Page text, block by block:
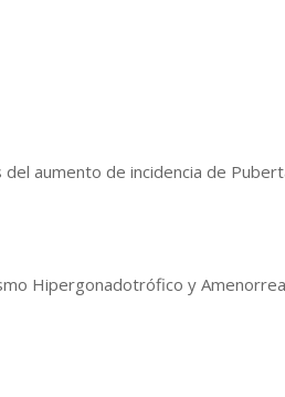
aumento de incidencia de
Hipergonadotrófico y Amenorrea